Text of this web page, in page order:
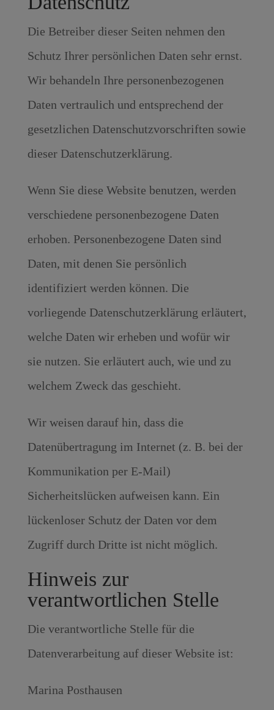
Die Betreiber dieser Seiten nehmen den
Schutz Ihrer persönlichen Daten sehr ernst.
Wir behandeln Ihre personenbezogenen
Daten vertraulich und entsprechend der
gesetzlichen Datenschutzvorschriften sowie
dieser Datenschutzerklärung.
Wenn Sie diese Website benutzen, werden
verschiedene personenbezogene Daten
erhoben. Personenbezogene Daten sind
Daten, mit denen Sie persönlich
identifiziert werden können. Die
vorliegende Datenschutzerklärung erläutert,
welche Daten wir erheben und wofür wir
sie nutzen. Sie erläutert auch, wie und zu
welchem Zweck das geschieht.
Wir weisen darauf hin, dass die
Datenübertragung im Internet (z. B. bei der
Kommunikation per E-Mail)
Sicherheitslücken aufweisen kann. Ein
lückenloser Schutz der Daten vor dem
Zugriff durch Dritte ist nicht möglich.
Hinweis zur
verantwortlichen Stelle
Die verantwortliche Stelle für die
Datenverarbeitung auf dieser Website ist:
Marina Posthausen